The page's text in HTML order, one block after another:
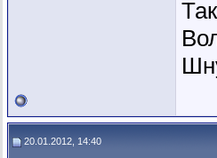
20.01.2012, 14:40